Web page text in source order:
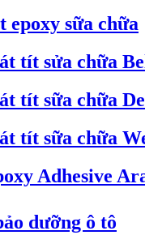
epoxy sữa chữa
tít sửa chữa
tít sữa chữa
tít sữa chữa
Adhesive
dưỡng ô tô